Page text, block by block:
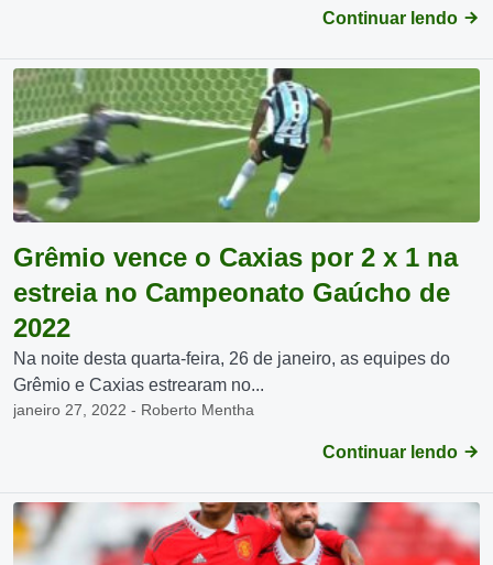
Continuar lendo
Grêmio vence o Caxias por 2 x 1 na
estreia no Campeonato Gaúcho de
2022
Na noite desta quarta-feira, 26 de janeiro, as equipes do
Grêmio e Caxias estrearam no...
janeiro 27, 2022 - Roberto Mentha
Continuar lendo